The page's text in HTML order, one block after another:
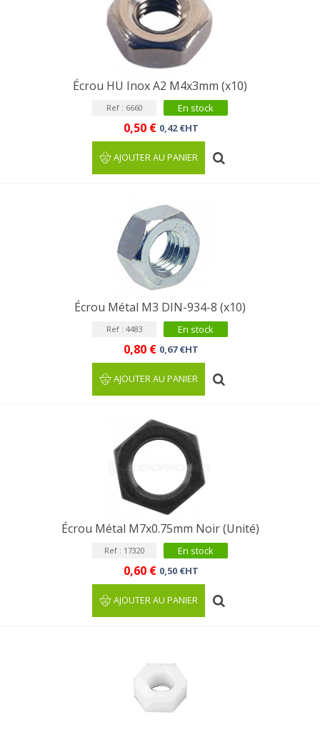
Écrou HU Inox A2 M4x3mm (x10)
Ref : 6660 En stock
0,50 € 0,42 €HT
AJOUTER AU PANIER
Écrou Métal M3 DIN-934-8 (x10)
Ref : 4483 En stock
0,80 € 0,67 €HT
AJOUTER AU PANIER
Écrou Métal M7x0.75mm Noir (Unité)
Ref : 17320 En stock
0,60 € 0,50 €HT
AJOUTER AU PANIER